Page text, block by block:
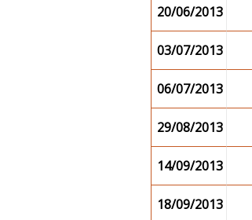
20/06/2013
03/07/2013
06/07/2013
29/08/2013
14/09/2013
18/09/2013